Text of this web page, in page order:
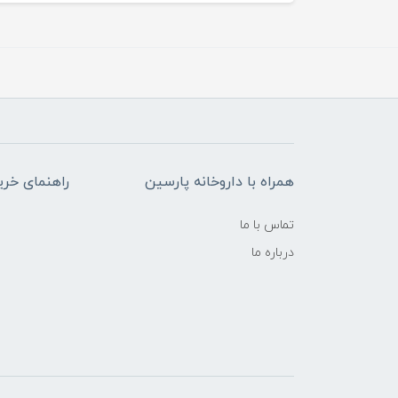
همراه با داروخانه پارسین
تماس با ما
درباره ما
راهنمای